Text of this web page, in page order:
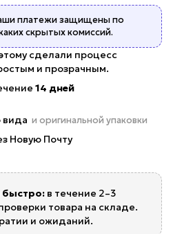
платежи защищены по
скрытых комиссий.
сделали процесс
и прозрачным.
14 дней
вида и оригинальной упаковки
Новую Почту
быстро: в течение 2–3
товара на складе.
и ожиданий.